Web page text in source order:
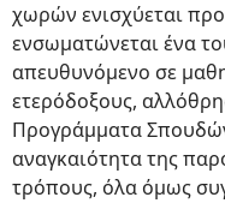
χωρών ενισχύεται
ενσωματώνεται ένα
απευθυνόμενο σε
ετερόδοξους,
Προγράμματα
αναγκαιότητα της
τρόπους, όλα όμως